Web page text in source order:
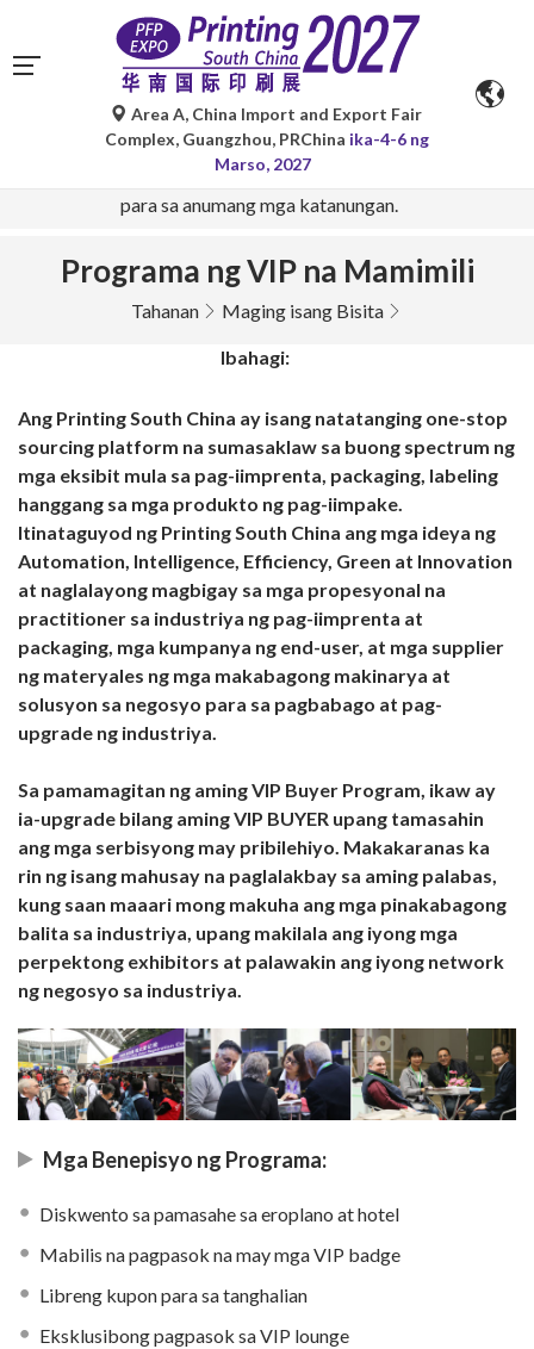
Ang mga awtomatikong pagsasalin ng Google Translate ay
para lamang sa sanggunian at maaaring hindi tumpak.
Mangyaring sumangguni sa orihinal na bersyon ng wika
para sa anumang mga katanungan.
Area A, China Import and Export Fair
Complex, Guangzhou, PRChina ika-4-6 ng
Marso, 2027
Programa ng VIP na Mamimili
Tahanan Maging isang Bisita
Ibahagi:
Ang Printing South China ay isang natatanging one-stop
sourcing platform na sumasaklaw sa buong spectrum ng
mga eksibit mula sa pag-iimprenta, packaging, labeling
hanggang sa mga produkto ng pag-iimpake.
Itinataguyod ng Printing South China ang mga ideya ng
Automation, Intelligence, Efficiency, Green at Innovation
at naglalayong magbigay sa mga propesyonal na
practitioner sa industriya ng pag-iimprenta at
packaging, mga kumpanya ng end-user, at mga supplier
ng materyales ng mga makabagong makinarya at
solusyon sa negosyo para sa pagbabago at pag-
upgrade ng industriya.
Sa pamamagitan ng aming VIP Buyer Program, ikaw ay
ia-upgrade bilang aming VIP BUYER upang tamasahin
ang mga serbisyong may pribilehiyo. Makakaranas ka
rin ng isang mahusay na paglalakbay sa aming palabas,
kung saan maaari mong makuha ang mga pinakabagong
balita sa industriya, upang makilala ang iyong mga
perpektong exhibitors at palawakin ang iyong network
ng negosyo sa industriya.
Mga Benepisyo ng Programa:
Diskwento sa pamasahe sa eroplano at hotel
Mabilis na pagpasok na may mga VIP badge
Libreng kupon para sa tanghalian
Eksklusibong pagpasok sa VIP lounge